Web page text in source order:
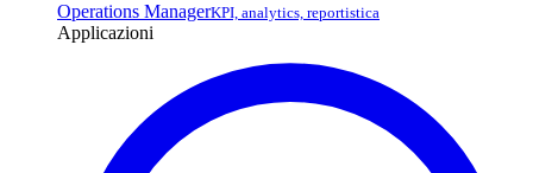
Operations ManagerKPI, analytics, reportistica
Applicazioni